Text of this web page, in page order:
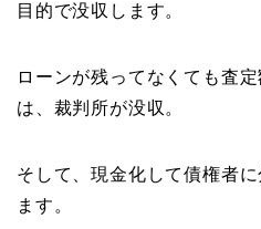
目的で没収します。
ローンが残ってなくても査
は、裁判所が没収。
そして、現金化して債権者
ます。